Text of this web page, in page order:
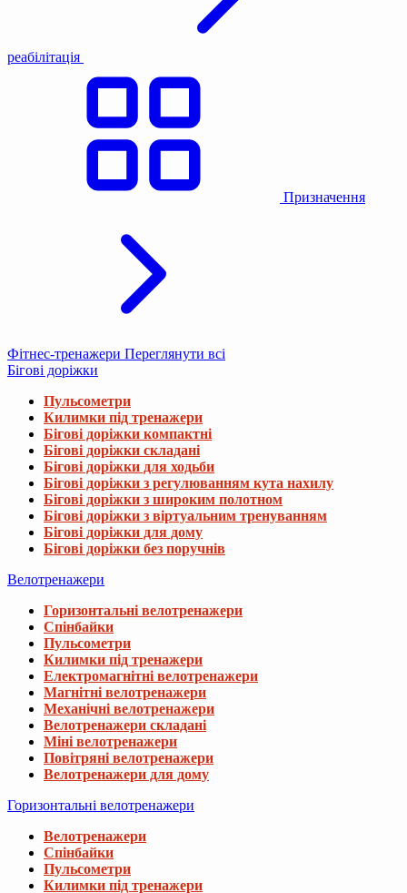
реабілітація
Призначення
Фітнес-тренажери Переглянути всі
Бігові доріжки
Пульсометри
Килимки під тренажери
Бігові доріжки компактні
Бігові доріжки складані
Бігові доріжки для ходьби
Бігові доріжки з регулюванням кута нахилу
Бігові доріжки з широким полотном
Бігові доріжки з віртуальним тренуванням
Бігові доріжки для дому
Бігові доріжки без поручнів
Велотренажери
Горизонтальні велотренажери
Спінбайки
Пульсометри
Килимки під тренажери
Електромагнітні велотренажери
Магнітні велотренажери
Механічні велотренажери
Велотренажери складані
Міні велотренажери
Повітряні велотренажери
Велотренажери для дому
Горизонтальні велотренажери
Велотренажери
Спінбайки
Пульсометри
Килимки під тренажери